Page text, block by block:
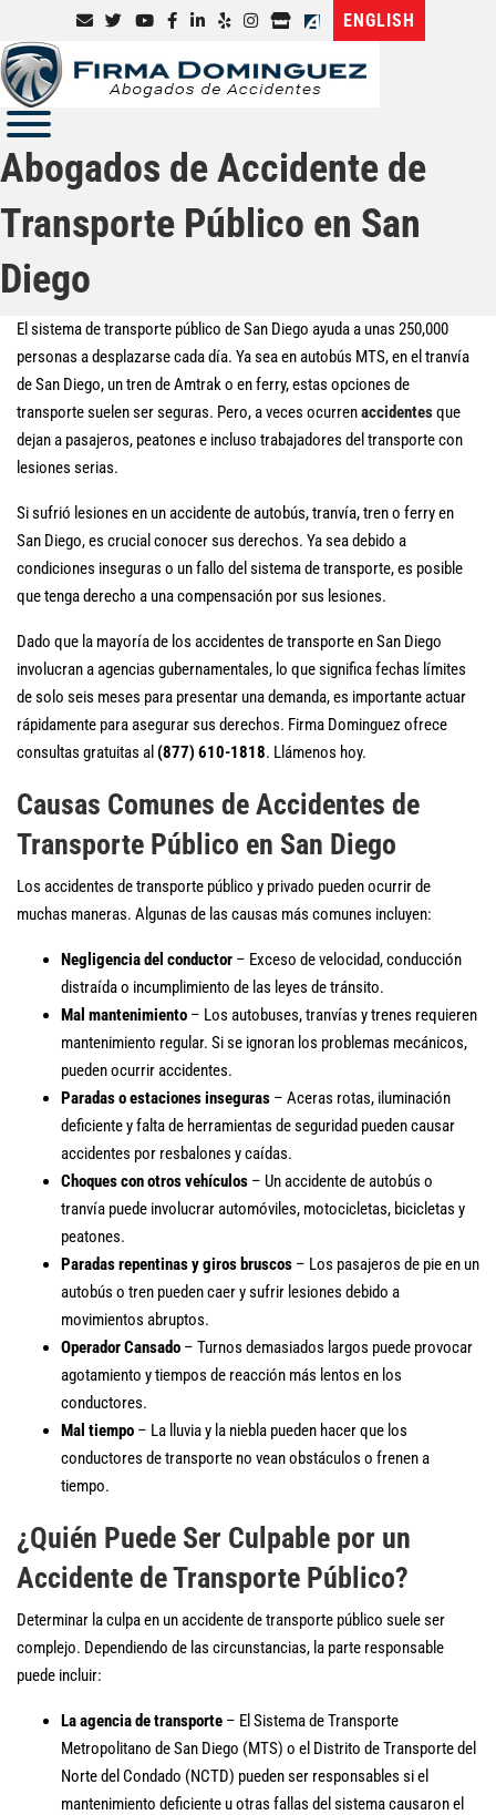
ENGLISH
Abogados de Accidente de
Transporte Público en San
Diego
El sistema de transporte público de San Diego ayuda a unas 250,000
personas a desplazarse cada día. Ya sea en autobús MTS, en el tranvía
de San Diego, un tren de Amtrak o en ferry, estas opciones de
transporte suelen ser seguras. Pero, a veces ocurrenaccidentesque
dejan a pasajeros, peatones e incluso trabajadores del transporte con
lesiones serias.
Si sufrió lesiones en un accidente de autobús, tranvía, tren o ferry en
San Diego, es crucial conocer sus derechos. Ya sea debido a
condiciones inseguras o un fallo del sistema de transporte, es posible
que tenga derecho a una compensación por sus lesiones.
Dado que la mayoría de los accidentes de transporte en San Diego
involucran a agencias gubernamentales, lo que significa fechas límites
de solo seis meses para presentar una demanda, es importante actuar
rápidamente para asegurar sus derechos. Firma Dominguez ofrece
consultas gratuitas al (877) 610-1818. Llámenos hoy.
Causas Comunes de Accidentes de
Transporte Público en San Diego
Los accidentes de transporte público y privado pueden ocurrir de
muchas maneras. Algunas de las causas más comunes incluyen:
Negligencia del conductor – Exceso de velocidad, conducción
distraída o incumplimiento de las leyes de tránsito.
Mal mantenimiento – Los autobuses, tranvías y trenes requieren
mantenimiento regular. Si se ignoran los problemas mecánicos,
pueden ocurrir accidentes.
Paradas o estaciones inseguras – Aceras rotas, iluminación
deficiente y falta de herramientas de seguridad pueden causar
accidentes por resbalones y caídas.
Choques con otros vehículos – Un accidente de autobús o
tranvía puede involucrar automóviles, motocicletas, bicicletas y
peatones.
Paradas repentinas y giros bruscos – Los pasajeros de pie en un
autobús o tren pueden caer y sufrir lesiones debido a
movimientos abruptos.
Operador Cansado – Turnos demasiados largos puede provocar
agotamiento y tiempos de reacción más lentos en los
conductores.
Mal tiempo – La lluvia y la niebla pueden hacer que los
conductores de transporte no vean obstáculos o frenen a
tiempo.
¿Quién Puede Ser Culpable por un
Accidente de Transporte Público?
Determinar la culpa en un accidente de transporte público suele ser
complejo. Dependiendo de las circunstancias, la parte responsable
puede incluir:
La agencia de transporte – El Sistema de Transporte
Metropolitano de San Diego (MTS) o el Distrito de Transporte del
Norte del Condado (NCTD) pueden ser responsables si el
mantenimiento deficiente u otras fallas del sistema causaron el